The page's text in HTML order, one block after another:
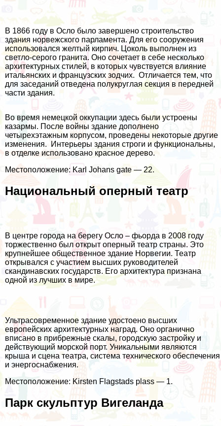
В 1866 году в Осло было завершено строительство
здания норвежского парламента. Для его сооружения
использовался желтый кирпич. Цоколь выполнен из
светло-серого гранита. Оно сочетает в себе несколько
архитектурных стилей, в которых чувствуется влияние
итальянских и французских зодчих. Отличается тем, что
для заседаний отведена полукруглая секция в передней
части здания.
Во время немецкой оккупации здесь были устроены
казармы. После войны здание дополнено
четырехэтажным корпусом, проведены некоторые другие
изменения. Интерьеры здания строги и функциональны,
в отделке использовано красное дерево.
Местоположение: Karl Johans gate — 22.
Национальный оперный театр
В центре города на берегу Осло – фьорда в 2008 году
торжественно был открыт оперный театр страны. Это
крупнейшее общественное здание Норвегии. Театр
открывался с участием высших руководителей
скандинавских государств. Его архитектура признана
одной из лучших в мире.
Ультрасовременное здание удостоено высших
европейских архитектурных наград. Оно органично
вписано в прибрежные скалы, городскую застройку и
действующий морской порт. Уникальными являются
крыша и сцена театра, система технического обеспечения
и энергоснабжения.
Местоположение: Kirsten Flagstads plass — 1.
Парк скульптур Вигеланда